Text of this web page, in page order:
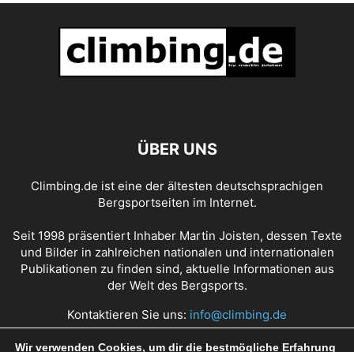
ÜBER UNS
Climbing.de ist eine der ältesten deutschsprachigen
Bergsportseiten im Internet.
Seit 1998 präsentiert Inhaber Martin Joisten, dessen Texte
und Bilder in zahlreichen nationalen und internationalen
Publikationen zu finden sind, aktuelle Informationen aus
der Welt des Bergsports.
Kontaktieren Sie uns: info@climbing.de
Wir verwenden Cookies, um dir die bestmögliche Erfahrung